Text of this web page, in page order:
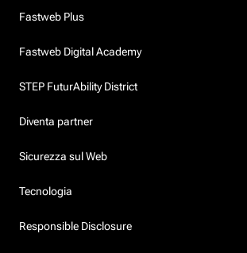
Fastweb Plus
Fastweb Digital Academy
STEP FuturAbility District
Diventa partner
Sicurezza sul Web
Tecnologia
Responsible Disclosure